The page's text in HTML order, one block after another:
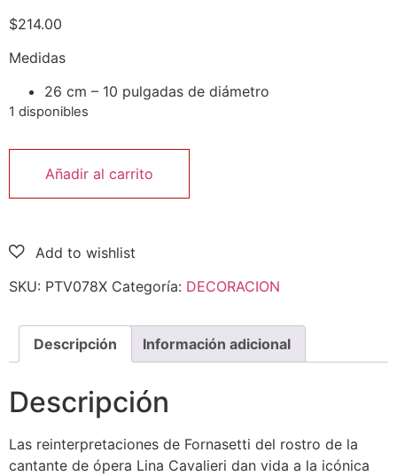
$214.00
Medidas
26 cm – 10 pulgadas de diámetro
1 disponibles
Añadir al carrito
SKU: PTV078X Categoría: DECORACION
Descripción Información adicional
Descripción
Las reinterpretaciones de Fornasetti del rostro de la
cantante de ópera Lina Cavalieri dan vida a la icónica